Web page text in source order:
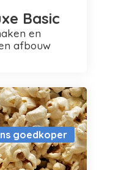
Basic
afbouw
goedkoper